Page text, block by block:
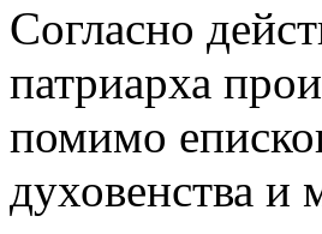
Согласно
патриарха
помимо
духовенства